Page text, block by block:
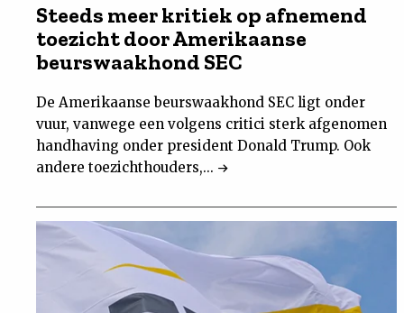
Steeds meer kritiek op afnemend
toezicht door Amerikaanse
beurswaakhond SEC
De Amerikaanse beurswaakhond SEC ligt onder
vuur, vanwege een volgens critici sterk afgenomen
handhaving onder president Donald Trump. Ook
andere toezichthouders,...